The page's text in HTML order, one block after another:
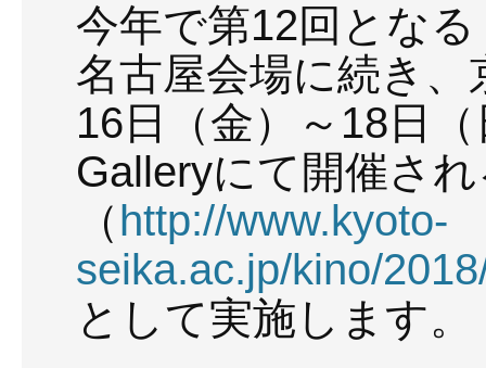
今年で第12回とな
名古屋会場に続き
16日（金）～18日
Galleryにて開催さ
（http://www.kyoto-
seika.ac.jp/kino/
として実施します。